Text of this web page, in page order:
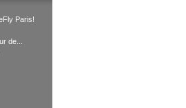
Paris!
de...